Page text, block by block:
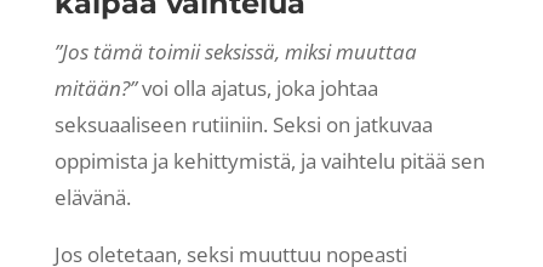
”Jos tämä toimii seksissä, miksi muuttaa
mitään?”voi olla ajatus, joka johtaa
seksuaaliseen rutiiniin. Seksi on jatkuvaa
oppimista ja kehittymistä, ja vaihtelu pitää sen
elävänä.
Jos oletetaan, seksi muuttuu nopeasti